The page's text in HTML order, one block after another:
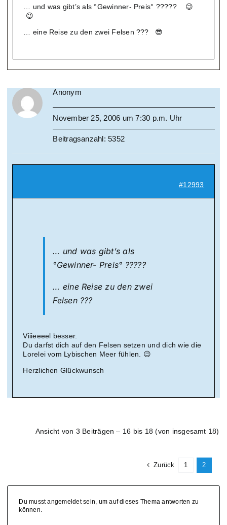
… und was gibt’s als °Gewinner- Preis° ????? 😉
😉
… eine Reise zu den zwei Felsen ??? 😎
Anonym
November 25, 2006 um 7:30 p.m. Uhr
Beitragsanzahl: 5352
#12993
… und was gibt’s als
°Gewinner- Preis° ?????
… eine Reise zu den zwei
Felsen ???
Viiieeeel besser.
Du darfst dich auf den Felsen setzen und dich wie die
Lorelei vom Lybischen Meer fühlen. 😉
Herzlichen Glückwunsch
Ansicht von 3 Beiträgen – 16 bis 18 (von insgesamt 18)
Zurück 1 2
Du musst angemeldet sein, um auf dieses Thema antworten zu
können.